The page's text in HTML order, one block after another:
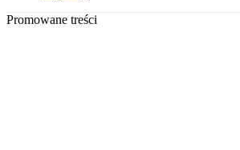
Promowane treści